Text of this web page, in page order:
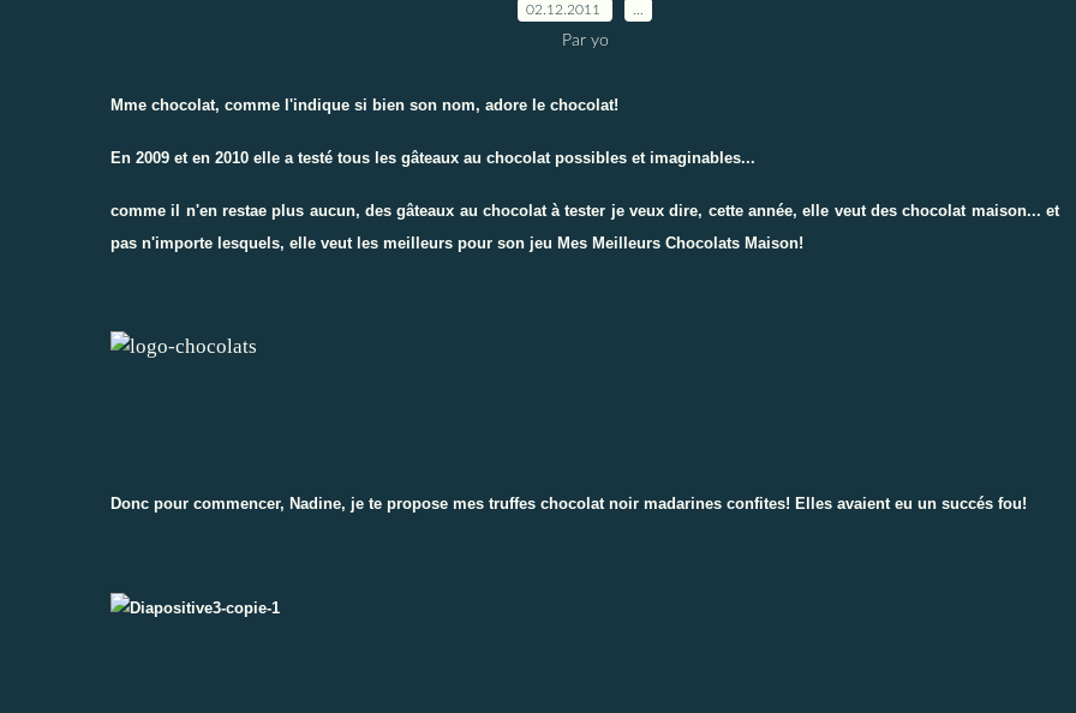
02.12.2011
Par yo
Mme chocolat, comme l'indique si bien son nom, adore le chocolat!
En 2009 et en 2010 elle a testé tous les gâteaux au chocolat possibles et imaginables...
comme il n'en restae plus aucun, des gâteaux au chocolat à tester je veux dire, cette année, elle veut des chocolat maison... et
pas n'importe lesquels, elle veut les meilleurs pour son jeu Mes Meilleurs Chocolats Maison!
Donc pour commencer, Nadine, je te propose mes truffes chocolat noir madarines confites! Elles avaient eu un succés fou!